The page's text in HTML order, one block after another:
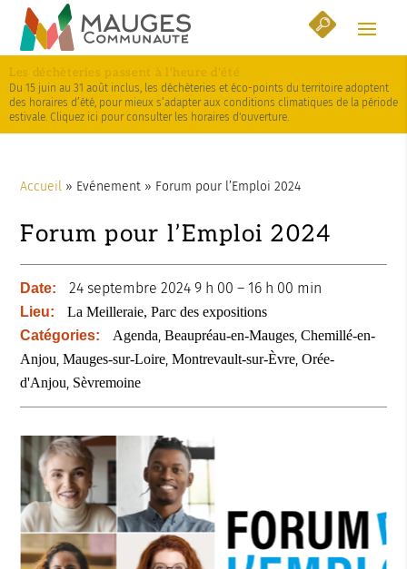
Skip
Aller
navigation
Plan
Les déchèteries passent à l'heure d'été
Du 15 juin au 31 août inclus, les déchèteries et éco-points du territoire adoptent
des horaires d’été, pour mieux s’adapter aux conditions climatiques de la période
estivale. Cliquez ici pour consulter les horaires d'ouverture.
Accueil » Evénement » Forum pour l’Emploi 2024
Forum pour l’Emploi 2024
Date: 24 septembre 2024 9 h 00 –16 h 00 min
Lieu:
La Meilleraie, Parc des expositions
Catégories:
Agenda,Beaupréau-en-Mauges,Chemillé-en-
Anjou,Mauges-sur-Loire,Montrevault-sur-Èvre,Orée-
d'Anjou, Sèvremoine